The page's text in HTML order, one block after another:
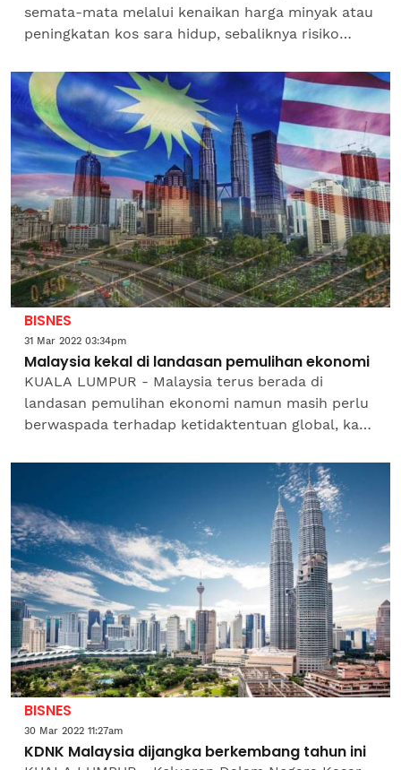
semata-mata melalui kenaikan harga minyak atau
peningkatan kos sara hidup, sebaliknya risiko
permintaan...
BISNES
31 Mar 2022 03:34pm
Malaysia kekal di landasan pemulihan ekonomi
KUALA LUMPUR - Malaysia terus berada di
landasan pemulihan ekonomi namun masih perlu
berwaspada terhadap ketidaktentuan global, kata
Perangkawan, Datuk Seri...
BISNES
30 Mar 2022 11:27am
KDNK Malaysia dijangka berkembang tahun ini